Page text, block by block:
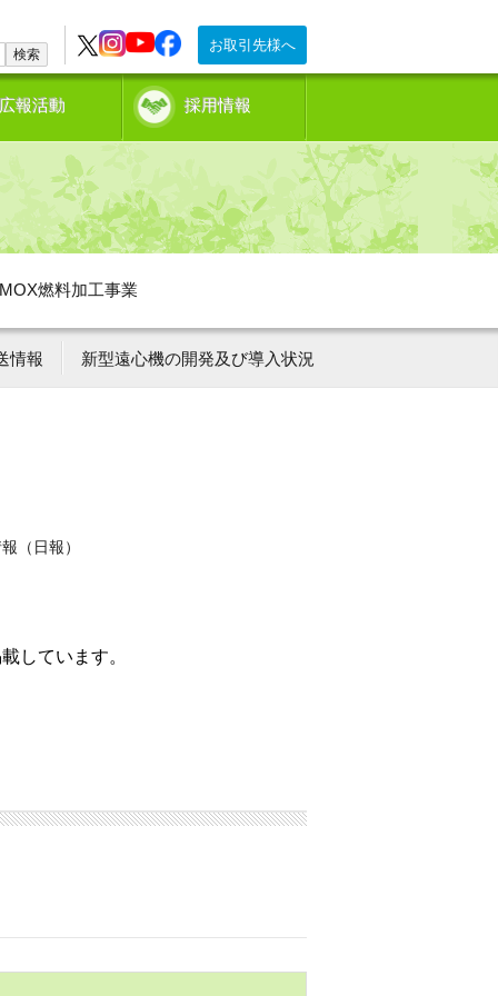
お取引先様へ
検索
報活動 採用情報
燃料加工事業
情報 新型遠心機の開発及び導入状況
（日報）
しています。